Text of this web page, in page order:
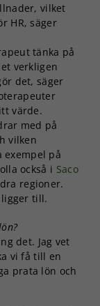
vilket
HR, säger
tänka på
verkligen
det, säger
värde.
med på
vilken
exempel på
också i Saco
regioner.
till.
det. Jag vet
vi få till en
prata lön och